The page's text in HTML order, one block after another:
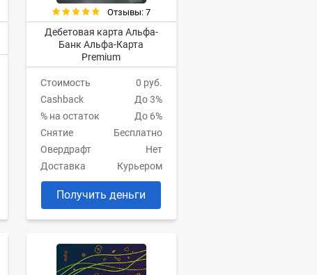
Отзывы: 7
Дебетовая карта Альфа-
Банк Альфа-Карта
Premium
Стоимость
0 руб.
Cashback
До 3%
% на остаток
До 6%
Снятие
Бесплатно
Овердрафт
Нет
Доставка
Курьером
Получить деньги